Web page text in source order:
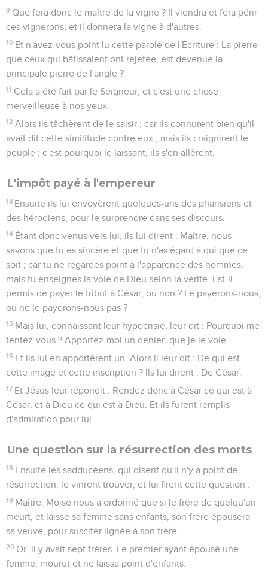
9 Que fera donc le maître de la vigne ? Il viendra et fera périr
ces vignerons, et il donnera la vigne à d'autres.
10 Et n'avez-vous point lu cette parole de l'Écriture : La pierre
que ceux qui bâtissaient ont rejetée, est devenue la
principale pierre de l'angle ?
11 Cela a été fait par le Seigneur, et c'est une chose
merveilleuse à nos yeux.
12 Alors ils tâchèrent de le saisir ; car ils connurent bien qu'il
avait dit cette similitude contre eux ; mais ils craignirent le
peuple ; c'est pourquoi le laissant, ils s'en allèrent.
L'impôt payé à l'empereur
13 Ensuite ils lui envoyèrent quelques-uns des pharisiens et
des hérodiens, pour le surprendre dans ses discours.
14 Étant donc venus vers lui, ils lui dirent : Maître, nous
savons que tu es sincère et que tu n'as égard à qui que ce
soit ; car tu ne regardes point à l'apparence des hommes,
mais tu enseignes la voie de Dieu selon la vérité. Est-il
permis de payer le tribut à César, ou non ? Le payerons-nous,
ou ne le payerons-nous pas ?
15 Mais lui, connaissant leur hypocrisie, leur dit : Pourquoi me
tentez-vous ? Apportez-moi un denier, que je le voie.
16 Et ils lui en apportèrent un. Alors il leur dit : De qui est
cette image et cette inscription ? Ils lui dirent : De César.
17 Et Jésus leur répondit : Rendez donc à César ce qui est à
César, et à Dieu ce qui est à Dieu. Et ils furent remplis
d'admiration pour lui.
Une question sur la résurrection des morts
18 Ensuite les sadducéens, qui disent qu'il n'y a point de
résurrection, le vinrent trouver, et lui firent cette question :
19 Maître, Moïse nous a ordonné que si le frère de quelqu'un
meurt, et laisse sa femme sans enfants, son frère épousera
sa veuve, pour susciter lignée à son frère.
20 Or, il y avait sept frères. Le premier ayant épousé une
femme, mourut et ne laissa point d'enfants.